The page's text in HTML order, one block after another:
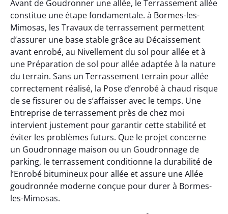
Avant de Goudronner une allée, le Terrassement allée
constitue une étape fondamentale. à Bormes-les-
Mimosas, les Travaux de terrassement permettent
d’assurer une base stable grâce au Décaissement
avant enrobé, au Nivellement du sol pour allée et à
une Préparation de sol pour allée adaptée à la nature
du terrain. Sans un Terrassement terrain pour allée
correctement réalisé, la Pose d’enrobé à chaud risque
de se fissurer ou de s’affaisser avec le temps. Une
Entreprise de terrassement près de chez moi
intervient justement pour garantir cette stabilité et
éviter les problèmes futurs. Que le projet concerne
un Goudronnage maison ou un Goudronnage de
parking, le terrassement conditionne la durabilité de
l’Enrobé bitumineux pour allée et assure une Allée
goudronnée moderne conçue pour durer à Bormes-
les-Mimosas.